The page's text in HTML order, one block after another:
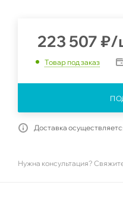
223 507 ₽/
Товар под заказ
Доставка
Нужна консультация?